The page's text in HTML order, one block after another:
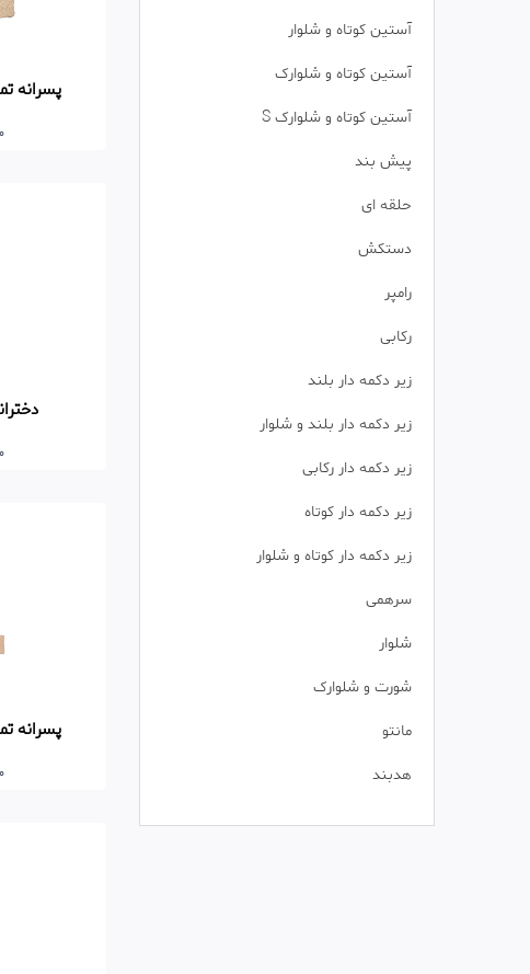
آستین کوتاه و شلوار
آستین کوتاه و شلوارک
آستین کوتاه و شلوارک S
پیش بند
حلقه ای
دستکش
رامپر
رکابی
زیر دکمه دار بلند
زیر دکمه دار بلند و شلوار
زیر دکمه دار رکابی
زیر دکمه دار کوتاه
زیر دکمه دار کوتاه و شلوار
سرهمی
شلوار
شورت و شلوارک
مانتو
هدبند
پسرانه
پسرانه